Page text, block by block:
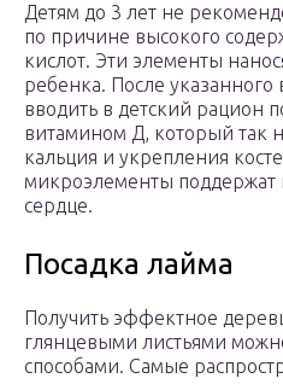
Детям до 3 лет не
по причине высокого
кислот. Эти элементы
ребенка. После
вводить в детский рацион
витамином Д, который так
кальция и укрепления
микроэлементы поддержат
сердце.
Посадка лайма
Получить эффектное
глянцевыми листьями
способами. Самые